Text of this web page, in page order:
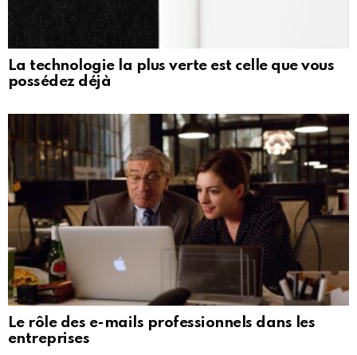
La technologie la plus verte est celle que vous
possédez déjà
Le rôle des e-mails professionnels dans les
entreprises